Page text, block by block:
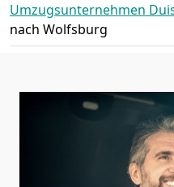
Umzugsunternehmen
nach Wolfsburg